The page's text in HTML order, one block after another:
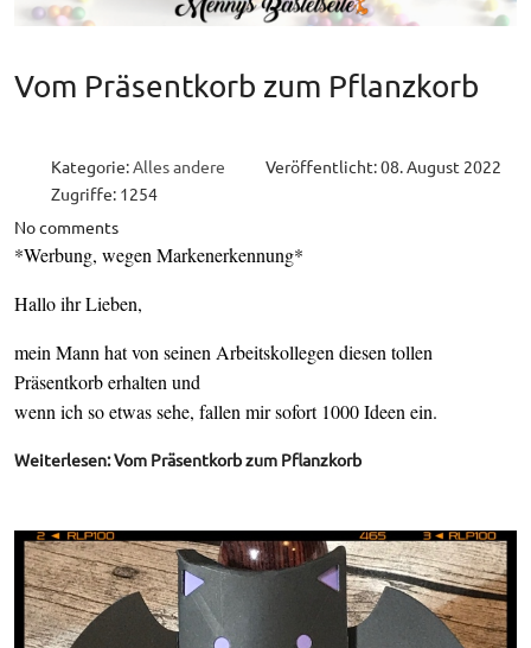
Vom Präsentkorb zum Pflanzkorb
Kategorie:Alles andere
Veröffentlicht: 08. August 2022
Zugriffe: 1254
No comments
*Werbung, wegen Markenerkennung*
Hallo ihr Lieben,
mein Mann hat von seinen Arbeitskollegen diesen tollen
Präsentkorb erhalten und
wenn ich so etwas sehe, fallen mir sofort 1000 Ideen ein.
Weiterlesen: Vom Präsentkorb zum Pflanzkorb